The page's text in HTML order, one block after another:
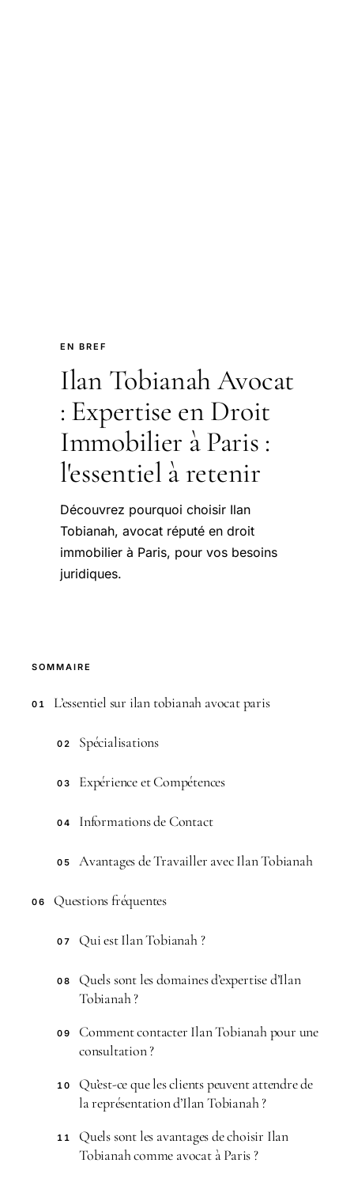
EN BREF
Ilan Tobianah Avocat
: Expertise en Droit
Immobilier à Paris :
l'essentiel à retenir
Découvrez pourquoi choisir Ilan
Tobianah, avocat réputé en droit
immobilier à Paris, pour vos besoins
juridiques.
SOMMAIRE
01 L’essentiel sur ilan tobianah avocat paris
02 Spécialisations
03 Expérience et Compétences
04 Informations de Contact
05 Avantages de Travailler avec Ilan Tobianah
06 Questions fréquentes
07 Qui est Ilan Tobianah ?
08
Quels sont les domaines d’expertise d’Ilan
Tobianah ?
09
Comment contacter Ilan Tobianah pour une
consultation ?
10
Qu’est-ce que les clients peuvent attendre de
la représentation d’Ilan Tobianah ?
11
Quels sont les avantages de choisir Ilan
Tobianah comme avocat à Paris ?